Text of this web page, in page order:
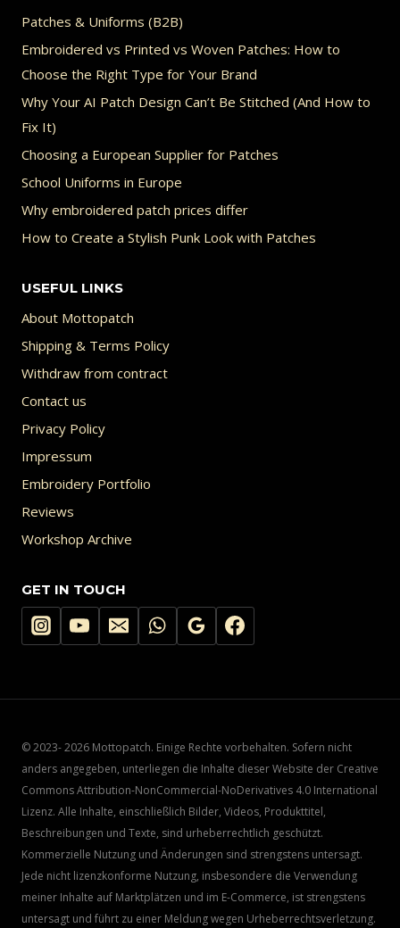
Patches & Uniforms (B2B)
Embroidered vs Printed vs Woven Patches: How to
Choose the Right Type for Your Brand
Why Your AI Patch Design Can’t Be Stitched (And How to
Fix It)
Choosing a European Supplier for Patches
School Uniforms in Europe
Why embroidered patch prices differ
How to Create a Stylish Punk Look with Patches
USEFUL LINKS
About Mottopatch
Shipping & Terms Policy
Withdraw from contract
Contact us
Privacy Policy
Impressum
Embroidery Portfolio
Reviews
Workshop Archive
GET IN TOUCH
© 2023- 2026 Mottopatch. Einige Rechte vorbehalten. Sofern nicht
anders angegeben, unterliegen die Inhalte dieser Website der Creative
Commons Attribution-NonCommercial-NoDerivatives 4.0 International
Lizenz. Alle Inhalte, einschließlich Bilder, Videos, Produkttitel,
Beschreibungen und Texte, sind urheberrechtlich geschützt.
Kommerzielle Nutzung und Änderungen sind strengstens untersagt.
Jede nicht lizenzkonforme Nutzung, insbesondere die Verwendung
meiner Inhalte auf Marktplätzen und im E-Commerce, ist strengstens
untersagt und führt zu einer Meldung wegen Urheberrechtsverletzung.